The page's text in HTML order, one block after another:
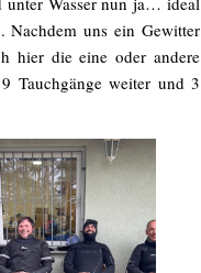
uns ein Gewitter
hier die eine oder andere
Tauchgänge weiter und 3